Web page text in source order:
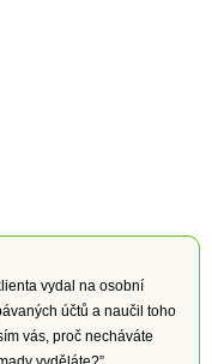
vydal na osobní
účtů a naučil toho
vás, proč necháváte